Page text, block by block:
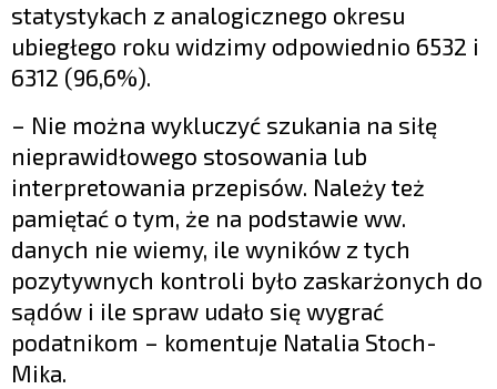
statystykach z analogicznego okresu
ubiegłego roku widzimy odpowiednio 6532 i
6312 (96,6%).
– Nie można wykluczyć szukania na siłę
nieprawidłowego stosowania lub
interpretowania przepisów. Należy też
pamiętać o tym, że na podstawie ww.
danych nie wiemy, ile wyników z tych
pozytywnych kontroli było zaskarżonych do
sądów i ile spraw udało się wygrać
podatnikom – komentuje Natalia Stoch-
Mika.